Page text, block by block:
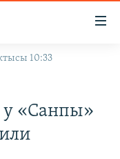
10:33
у «Санпы»